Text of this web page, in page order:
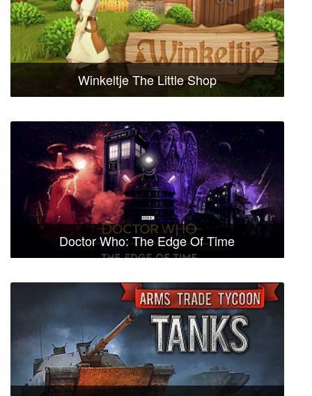
Winkeltje The Little Shop
Doctor Who: The Edge Of Time